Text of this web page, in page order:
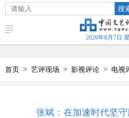
搜
2026年8月7日
首页 > 艺评现场 > 影视评论 > 电视
张斌：在加速时代坚